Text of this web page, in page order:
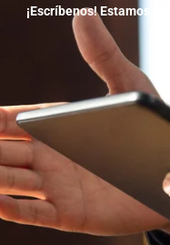
¡Escríbenos! Estamos a